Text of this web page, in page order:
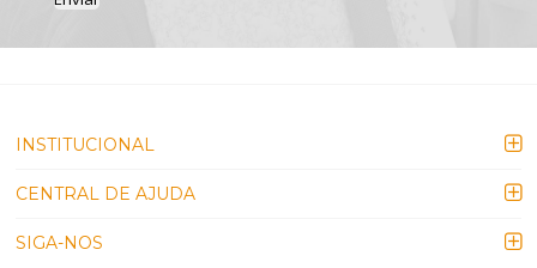
INSTITUCIONAL
CENTRAL DE AJUDA
SIGA-NOS